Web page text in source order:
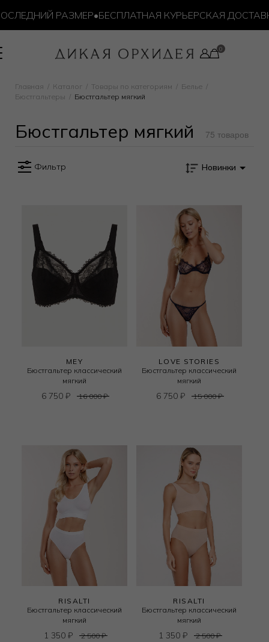
РАЗМЕР•БЕСПЛАТНАЯ КУРЬЕРСКАЯ ДОСТАВКА
Главная Каталог Товары по категориям
Белье
Бюстгальтеры
Бюстгальтер мягкий
Бюстгальтер мягкий 75 товаров
Фильтр Новинки
MEY
Бюстгальтер классический
мягкий
6 750 ₽ 16 000₽
LOVE STORIES
Бюстгальтер классический
мягкий
6 750 ₽ 15 000₽
RISALTI
Бюстгальтер классический
мягкий
1 350 ₽ 2 500₽
RISALTI
Бюстгальтер классический
мягкий
1 350 ₽ 2 500₽
мягкий